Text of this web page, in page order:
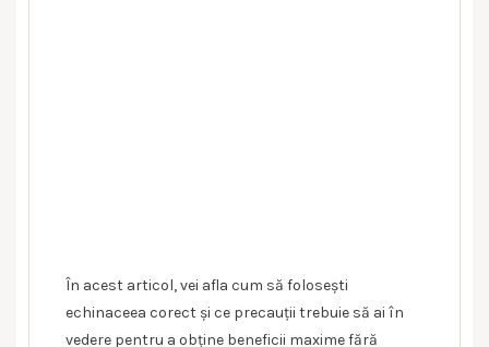
În acest articol, vei afla cum să folosești
echinaceea corect și ce precauții trebuie să ai în
vedere pentru a obține beneficii maxime fără